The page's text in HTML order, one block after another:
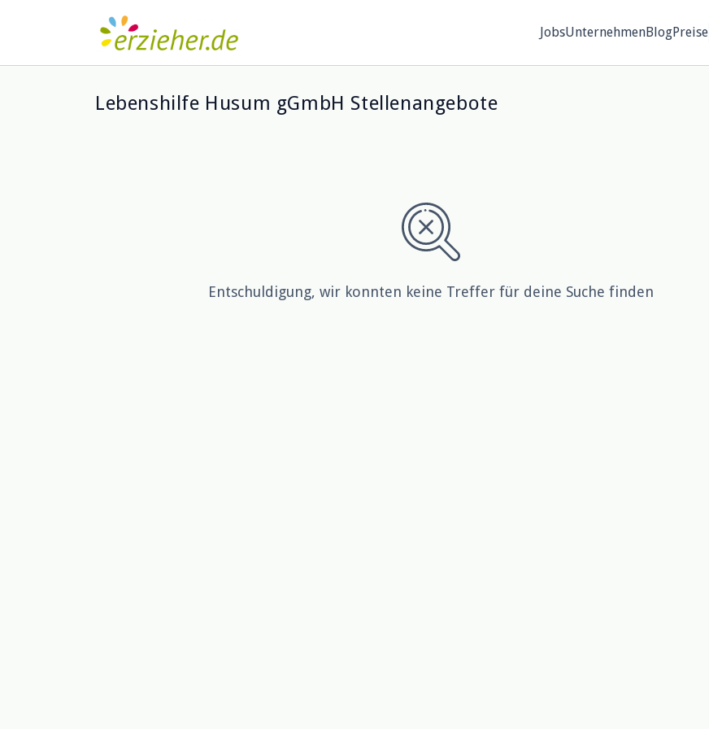
JobsUnternehmenBlogPreise
Lebenshilfe Husum gGmbH Stellenangebote
Entschuldigung, wir konnten keine Treffer für deine Suche finden